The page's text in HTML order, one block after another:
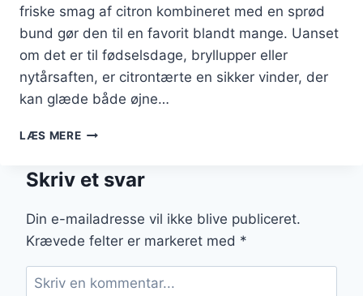
friske smag af citron kombineret med en sprød
bund gør den til en favorit blandt mange. Uanset
om det er til fødselsdage, bryllupper eller
nytårsaften, er citrontærte en sikker vinder, der
kan glæde både øjne…
LÆS MERECITRONTÆRTE
ELLER
Skriv et svar
Din e-mailadresse vil ikke blive publiceret.
Krævede felter er markeret med *